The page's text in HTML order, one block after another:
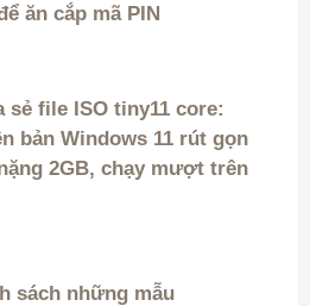
ăn cắp mã PIN
sẻ file ISO tiny11 core:
bản Windows 11 rút gọn
2GB, chạy mượt trên
sách những mẫu